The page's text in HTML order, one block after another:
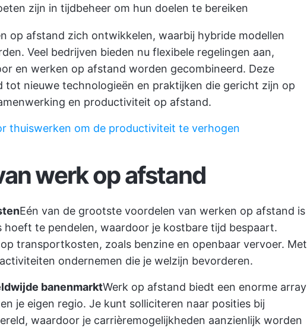
zijn in tijdbeheer om hun doelen te bereiken
op afstand zich ontwikkelen, waarbij hybride modellen
Veel bedrijven bieden nu flexibele regelingen aan,
en werken op afstand worden gecombineerd. Deze
tot nieuwe technologieën en praktijken die gericht zijn op
en productiviteit op afstand.
thuiswerken om de productiviteit te verhogen
werk op afstand
Eén van de grootste voordelen van werken op afstand is
hoeft te pendelen, waardoor je kostbare tijd bespaart.
transportkosten, zoals benzine en openbaar vervoer. Met
ondernemen die je welzijn bevorderen.
banenmarktWerk op afstand biedt een enorme array
je eigen regio. Je kunt solliciteren naar posities bij
waardoor je carrièremogelijkheden aanzienlijk worden